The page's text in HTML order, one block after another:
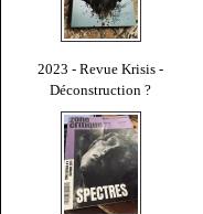
2023 - Revue Krisis -
Déconstruction ?